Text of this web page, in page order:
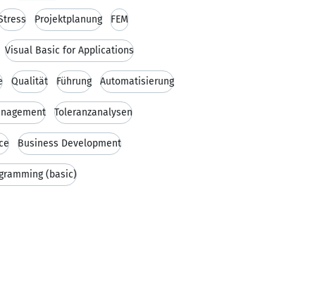
Projektplanung FEM
Visual Basic for Applications
Qualität Führung Automatisierung
Toleranzanalysen
Business Development
(basic)